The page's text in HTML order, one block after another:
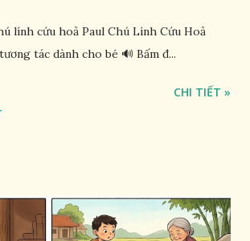
lính cứu hoả Paul Chú Lính Cứu Hoả
tác dành cho bé 🔊 Bấm đ...
CHI TIẾT »